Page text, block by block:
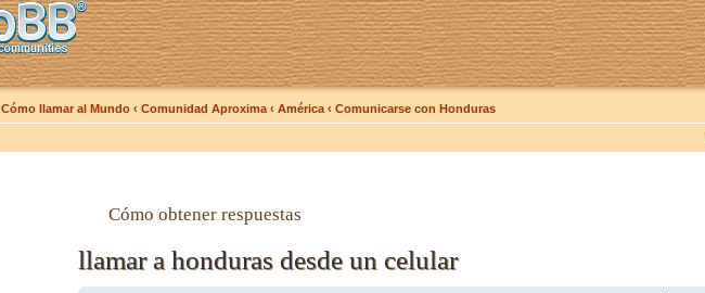
Cómo llamar al Mundo ‹ Comunidad Aproxima ‹ América ‹ Comunicarse con Honduras
Cómo obtener respuestas
llamar a honduras desde un celular